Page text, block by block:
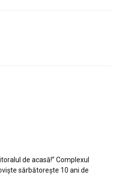
de acasă!” Complexul
sărbătorește 10 ani de